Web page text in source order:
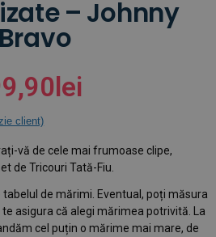
– Johnny
Bravo
lei
client)
vă de cele mai frumoase clipe,
de Tricouri Tată-Fiu.
de mărimi. Eventual, poți măsura
asigura că alegi mărimea potrivită. La
cel puțin o mărime mai mare, de